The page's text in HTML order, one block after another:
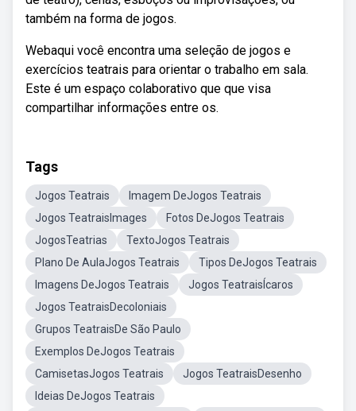
também na forma de jogos.
Webaqui você encontra uma seleção de jogos e
exercícios teatrais para orientar o trabalho em sala.
Este é um espaço colaborativo que que visa
compartilhar informações entre os.
Tags
Jogos Teatrais
Imagem DeJogos Teatrais
Jogos TeatraisImages
Fotos DeJogos Teatrais
JogosTeatrias
TextoJogos Teatrais
Plano De AulaJogos Teatrais
Tipos DeJogos Teatrais
Imagens DeJogos Teatrais
Jogos TeatraisÍcaros
Jogos TeatraisDecoloniais
Grupos TeatraisDe São Paulo
Exemplos DeJogos Teatrais
CamisetasJogos Teatrais
Jogos TeatraisDesenho
Ideias DeJogos Teatrais